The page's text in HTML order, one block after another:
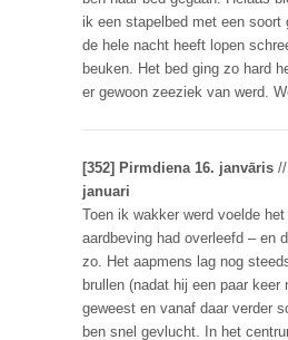
ik een stapelbed met een soort
de hele nacht heeft lopen
beuken. Het bed ging zo hard
er gewoon zeeziek van werd.
[352] Pirmdiena 16. janvāris //
januari
Toen ik wakker werd voelde
aardbeving had overleefd – en
zo. Het aapmens lag nog
brullen (nadat hij een paar keer
geweest en vanaf daar verder
ben snel gevlucht. In het